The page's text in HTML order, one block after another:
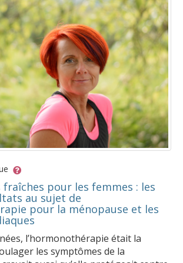
fraîches pour les femmes : les
au sujet de
pour la ménopause et les
l’hormonothérapie était la
les symptômes de la